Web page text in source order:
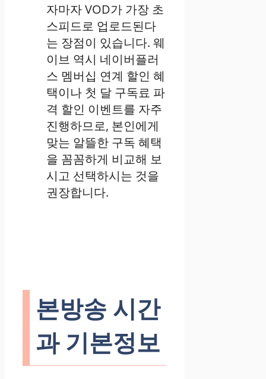
자마자 VOD가 가장 초
스피드로 업로드된다
는 장점이 있습니다. 웨
이브 역시 네이버플러
스 멤버십 연계 할인 혜
택이나 첫 달 구독료 파
격 할인 이벤트를 자주
진행하므로, 본인에게
맞는 알뜰한 구독 혜택
을 꼼꼼하게 비교해 보
시고 선택하시는 것을
권장합니다.
본방송 시간
과 기본정보